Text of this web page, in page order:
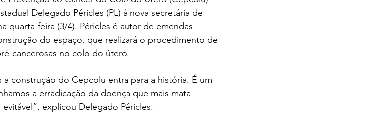
Delegado Péricles (PL) à nova secretária de
quarta-feira (3/4). Péricles é autor de emendas
do espaço, que realizará o procedimento de
cancerosas no colo do útero.
construção do Cepcolu entra para a história. É um
a erradicação da doença que mais mata
explicou Delegado Péricles.